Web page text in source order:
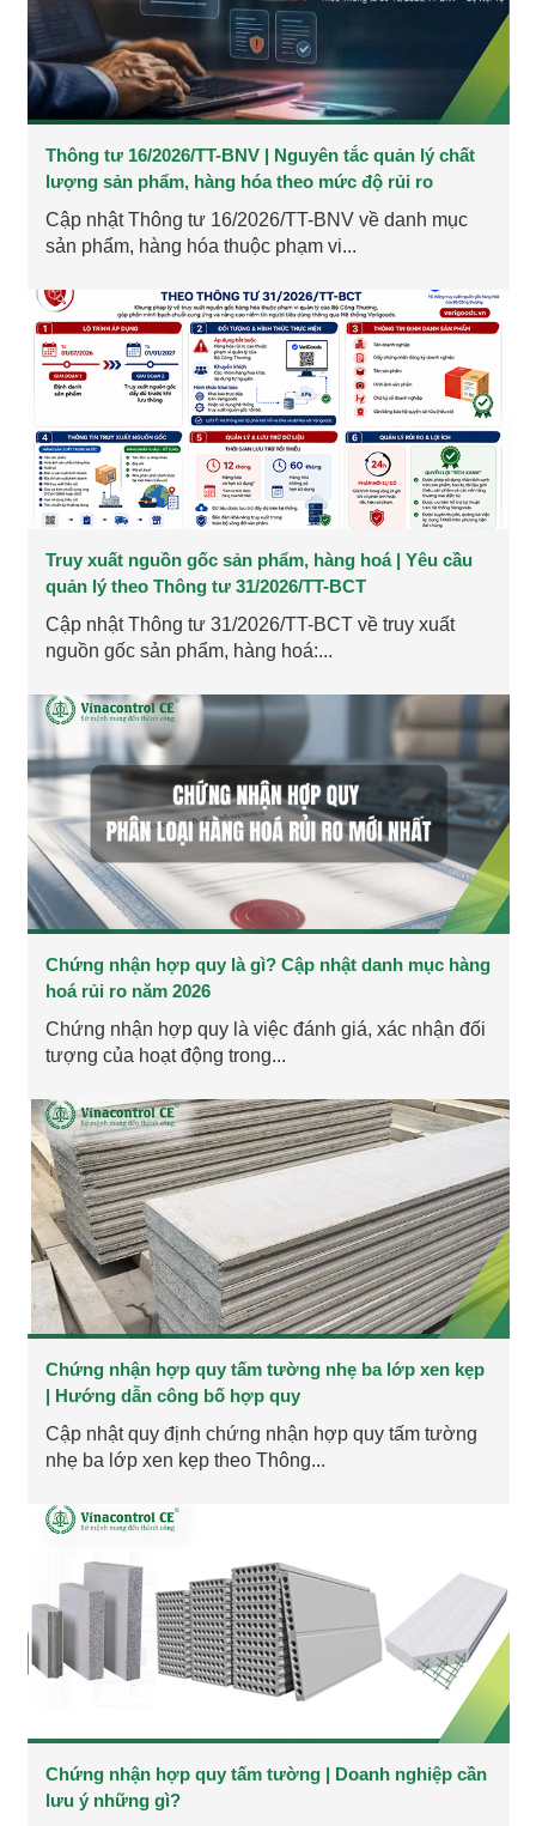
Thông tư 16/2026/TT-BNV | Nguyên tắc quản lý chất
lượng sản phẩm, hàng hóa theo mức độ rủi ro
Cập nhật Thông tư 16/2026/TT-BNV về danh mục
sản phẩm, hàng hóa thuộc phạm vi...
Truy xuất nguồn gốc sản phẩm, hàng hoá | Yêu cầu
quản lý theo Thông tư 31/2026/TT-BCT
Cập nhật Thông tư 31/2026/TT-BCT về truy xuất
nguồn gốc sản phẩm, hàng hoá:...
Chứng nhận hợp quy là gì? Cập nhật danh mục hàng
hoá rủi ro năm 2026
Chứng nhận hợp quy là việc đánh giá, xác nhận đối
tượng của hoạt động trong...
Chứng nhận hợp quy tấm tường nhẹ ba lớp xen kẹp
| Hướng dẫn công bố hợp quy
Cập nhật quy định chứng nhận hợp quy tấm tường
nhẹ ba lớp xen kẹp theo Thông...
Chứng nhận hợp quy tấm tường | Doanh nghiệp cần
lưu ý những gì?